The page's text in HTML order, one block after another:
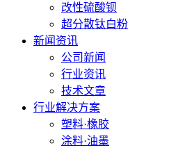
改性硫酸钡
超分散钛白粉
新闻资讯
公司新闻
行业资讯
技术文章
行业解决方案
塑料·橡胶
涂料·油墨